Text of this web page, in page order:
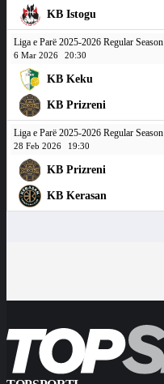
KB Istogu
Liga e Parë 2025-2026 Regular Season
6 Mar 2026 20:30
KB Keku
KB Prizreni
Liga e Parë 2025-2026 Regular Season
28 Feb 2026 19:30
KB Prizreni
KB Kerasan